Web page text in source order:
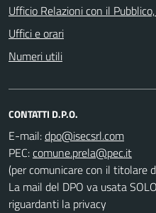
Ufficio Relazioni con il
Uffici e orari
Numeri utili
CONTATTI D.P.O.
E-mail:
PEC:
(per comunicare con il titolare
La mail del DPO va usata
riguardanti la privacy